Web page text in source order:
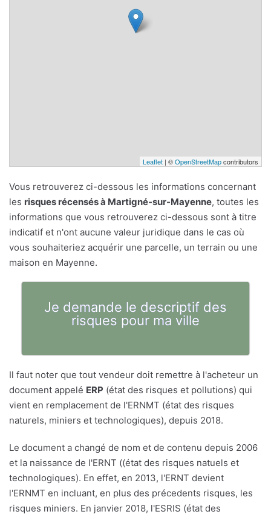
Leaflet | ©OpenStreetMapcontributors
Vous retrouverez ci-dessous les informations concernant
les risques récensés à Martigné-sur-Mayenne, toutes les
informations que vous retrouverez ci-dessous sont à titre
indicatif et n'ont aucune valeur juridique dans le cas où
vous souhaiteriez acquérir une parcelle, un terrain ou une
maison en Mayenne.
Je demande le descriptif des
risques pour ma ville
Il faut noter que tout vendeur doit remettre à l'acheteur un
document appelé ERP (état des risques et pollutions) qui
vient en remplacement de l'ERNMT (état des risques
naturels, miniers et technologiques), depuis 2018.
Le document a changé de nom et de contenu depuis 2006
et la naissance de l'ERNT ((état des risques natuels et
technologiques). En effet, en 2013, l'ERNT devient
l'ERNMT en incluant, en plus des précedents risques, les
risques miniers. En janvier 2018, l'ESRIS (état des